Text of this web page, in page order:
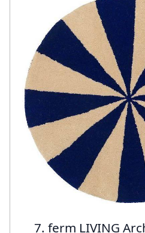
7. ferm LIVING